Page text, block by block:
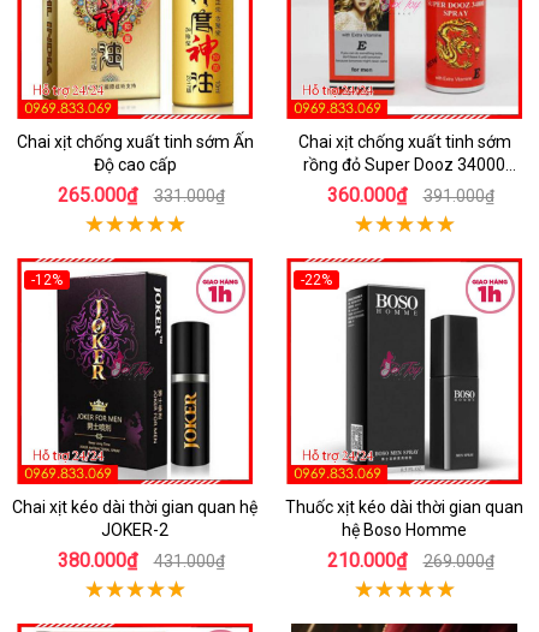
Chai xịt chống xuất tinh sớm Ấn
Độ cao cấp
265.000₫ 331.000₫
Chai xịt chống xuất tinh sớm
rồng đỏ Super Dooz 34000
Spray
360.000₫ 391.000₫
-12%
Chai xịt kéo dài thời gian quan hệ
JOKER-2
380.000₫ 431.000₫
-22%
Thuốc xịt kéo dài thời gian quan
hệ Boso Homme
210.000₫ 269.000₫